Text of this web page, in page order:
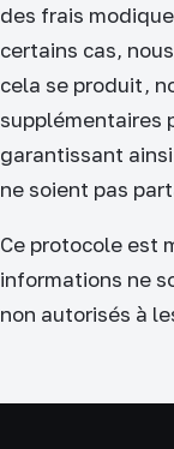
des frais
certains cas,
cela se produit,
supplémentaires
garantissant
ne soient pas
Ce protocole est
informations ne
non autorisés à